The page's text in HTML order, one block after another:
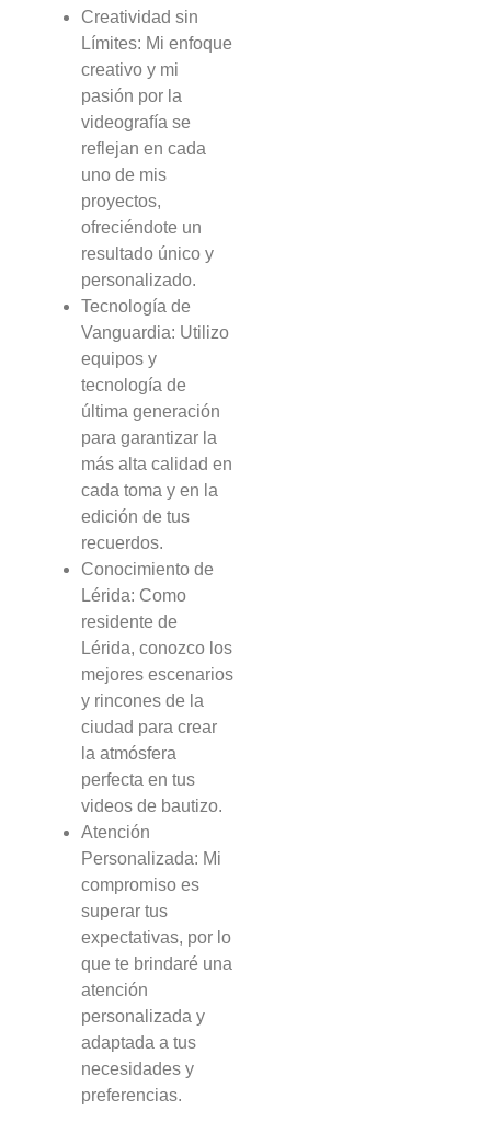
Creatividad sin
Límites: Mi enfoque
creativo y mi
pasión por la
videografía se
reflejan en cada
uno de mis
proyectos,
ofreciéndote un
resultado único y
personalizado.
Tecnología de
Vanguardia: Utilizo
equipos y
tecnología de
última generación
para garantizar la
más alta calidad en
cada toma y en la
edición de tus
recuerdos.
Conocimiento de
Lérida: Como
residente de
Lérida, conozco los
mejores escenarios
y rincones de la
ciudad para crear
la atmósfera
perfecta en tus
videos de bautizo.
Atención
Personalizada: Mi
compromiso es
superar tus
expectativas, por lo
que te brindaré una
atención
personalizada y
adaptada a tus
necesidades y
preferencias.